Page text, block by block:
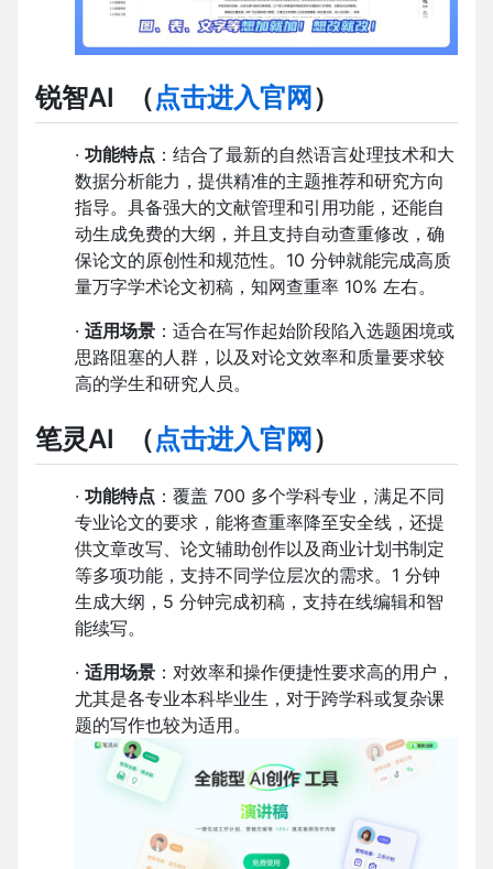
锐智AI （点击进入官网 ）
· 功能特点 ：结合了最新的自然语言处理技术和大
数据分析能力，提供精准的主题推荐和研究方向
指导。具备强大的文献管理和引用功能，还能自
动生成免费的大纲，并且支持自动查重修改，确
保论文的原创性和规范性。10 分钟就能完成高质
量万字学术论文初稿，知网查重率 10% 左右。
· 适用场景 ：适合在写作起始阶段陷入选题困境或
思路阻塞的人群，以及对论文效率和质量要求较
高的学生和研究人员。
笔灵AI （点击进入官网 ）
· 功能特点 ：覆盖 700 多个学科专业，满足不同
专业论文的要求，能将查重率降至安全线，还提
供文章改写、论文辅助创作以及商业计划书制定
等多项功能，支持不同学位层次的需求。1 分钟
生成大纲，5 分钟完成初稿，支持在线编辑和智
能续写。
· 适用场景 ：对效率和操作便捷性要求高的用户，
尤其是各专业本科毕业生，对于跨学科或复杂课
题的写作也较为适用。